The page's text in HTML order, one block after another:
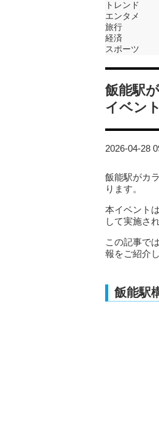
トレンド
エンタメ
旅行
経済
スポーツ
飯能駅
イベン
2026-04-28
飯能駅がカ
ります。
本イベント
して実施さ
この記事で
報をご紹介し
飯能駅